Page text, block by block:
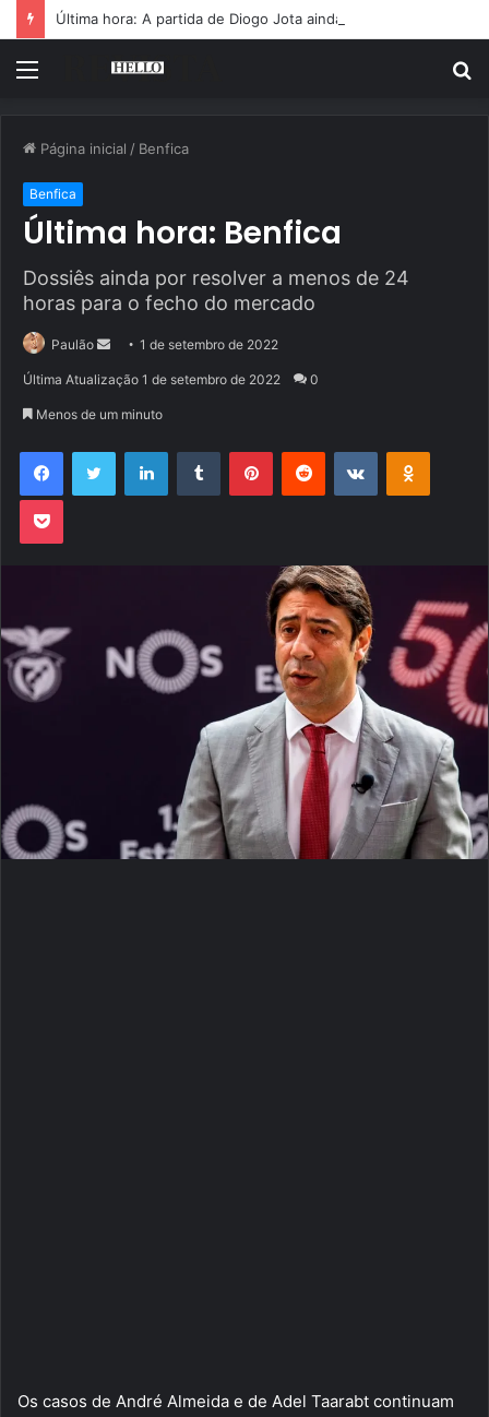
Menu
Página inicial / Benfica
Benfica
Última hora: Benfica
Dossiês ainda por resolver a menos de 24
horas para o fecho do mercado
Paulão
Mande
mail
1 de setembro de 2022
Última Atualização 1 de setembro de 2022 0
Menos de um minuto
FacebookTwitter LinkedinTumblr PinterestReddit VK OK
Pocket
Os casos de André Almeida e de Adel Taarabt continuam